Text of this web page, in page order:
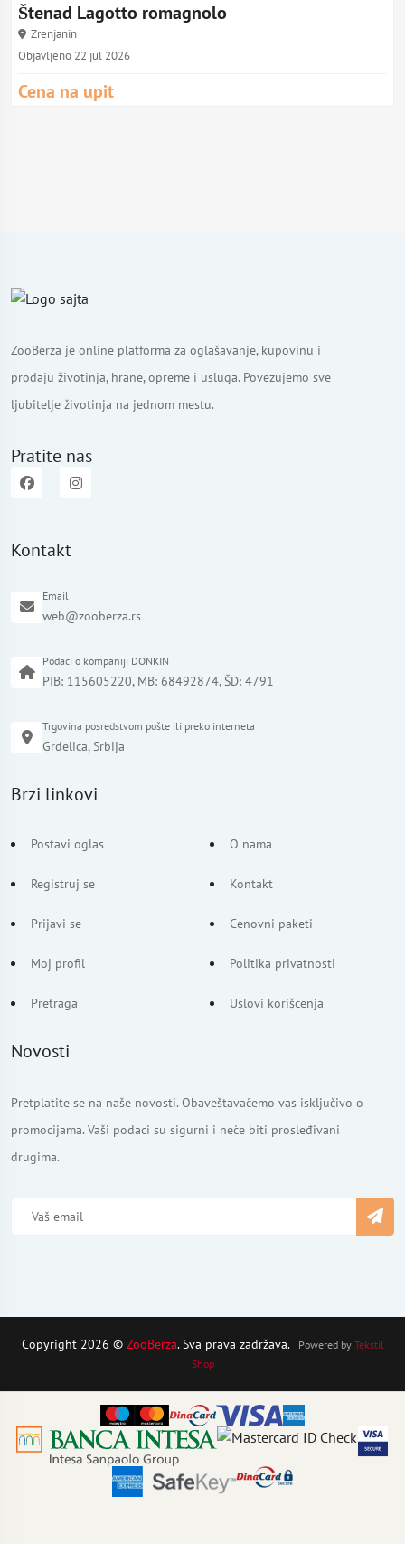
Štenad Lagotto romagnolo
Zrenjanin
Objavljeno 22 jul 2026
Cena na upit
ZooBerza je online platforma za oglašavanje, kupovinu i
prodaju životinja, hrane, opreme i usluga. Povezujemo sve
ljubitelje životinja na jednom mestu.
Pratite nas
Kontakt
Email
web@zooberza.rs
Podaci o kompaniji DONKIN
PIB: 115605220, MB: 68492874, ŠD: 4791
Trgovina posredstvom pošte ili preko interneta
Grdelica, Srbija
Brzi linkovi
Postavi oglas
Registruj se
Prijavi se
Moj profil
Pretraga
O nama
Kontakt
Cenovni paketi
Politika privatnosti
Uslovi korišćenja
Novosti
Pretplatite se na naše novosti. Obaveštavaćemo vas isključivo o
promocijama. Vaši podaci su sigurni i neće biti prosleđivani
drugima.
Copyright 2026 © ZooBerza. Sva prava zadržava. Powered by Tekstil
Shop